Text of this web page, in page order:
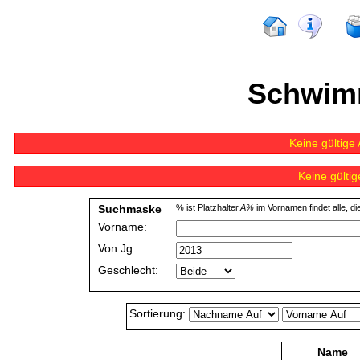
Keine gültige
Keine
Suchmaske % ist Platzhalter.A% im Vornamen findet alle,
Vorname:
Von Jg:
Geschlecht:
Sortierung:
Name